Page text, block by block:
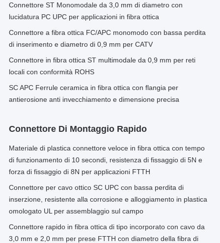
Connettore ST Monomodale da 3,0 mm di diametro con
lucidatura PC UPC per applicazioni in fibra ottica
Connettore a fibra ottica FC/APC monomodo con bassa perdita
di inserimento e diametro di 0,9 mm per CATV
Connettore in fibra ottica ST multimodale da 0,9 mm per reti
locali con conformità ROHS
SC APC Ferrule ceramica in fibra ottica con flangia per
antierosione anti invecchiamento e dimensione precisa
Connettore Di Montaggio Rapido
Materiale di plastica connettore veloce in fibra ottica con tempo
di funzionamento di 10 secondi, resistenza di fissaggio di 5N e
forza di fissaggio di 8N per applicazioni FTTH
Connettore per cavo ottico SC UPC con bassa perdita di
inserzione, resistente alla corrosione e alloggiamento in plastica
omologato UL per assemblaggio sul campo
Connettore rapido in fibra ottica di tipo incorporato con cavo da
3,0 mm e 2,0 mm per prese FTTH con diametro della fibra di